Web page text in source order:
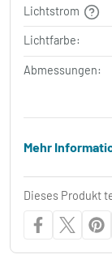
Lichtstrom
Lichtfarbe:
Abmessungen:
Mehr
Dieses Produkt